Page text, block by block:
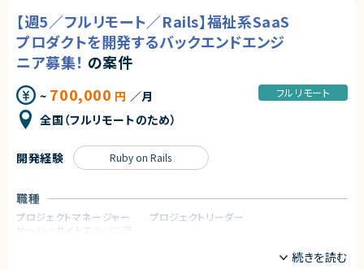
進捗・品質・リソース管理
■ 尚可スキル・経験
・Now Assist（生成AI機能）の導入・活用経験
・CMDB設計・構築経験
・ITIL資格（Foundation以上）
・大規模案件の立ち上げ経験
・ITSM＋ITOMの複数モジュール横断による統合設計経験
契約形態
契約元
株式会社LASSIC
・Microsoft Dynamics 365 の要件定義
・Dynamics 365 各種モジュール（Sales / Customer Service / Finance
等）の設計・構築
・Dataverse を用いたデータ設計（テーブル、リレーション、ビジネスルール）
・Power Automate を用いた業務フロー自動化
・プラグイン開発やフォームカスタマイズ対応
求めるスキル
＜必須スキル＞
・Microsoft Dynamics 365 の基本構成に関する理解
・Sales / Customer Service / Finance など Dynamics 365 各モジュール
・Dataverse の基礎知識（テーブル設計、リレーション、ビジネスルール）
・Power Platform の基本理解
・Power Apps / Power Automate の利用経験
【週5／フルリモート／Rails】福祉系SaaS
プロダクトを開発するバックエンドエンジ
ニア募集！ の案件
~ 700,000 円 ／月
全国（フルリモートのため）
フルリモート
職種
プロジェクトマネージャー
プロジェクトリーダー
サーバーサイドエンジニア
開発経験 Ruby on Rails